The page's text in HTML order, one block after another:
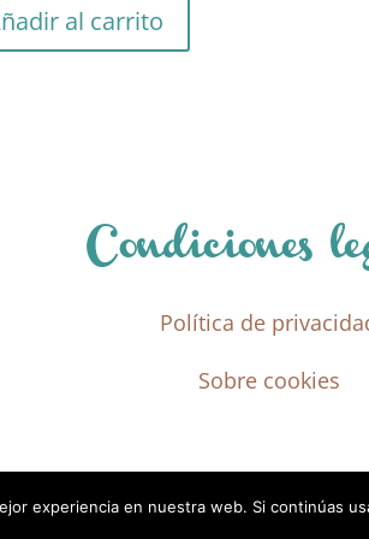
al carrito
Condiciones
Política de
Sobre cookies
experiencia en nuestra web. Si continúas